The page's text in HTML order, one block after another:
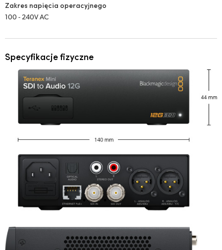
Zakres napięcia operacyjnego
100 - 240V AC
Specyfikacje fizyczne